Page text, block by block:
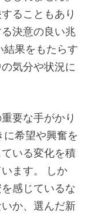
ることもあり
決意の良い兆
果をもたらす
気分や状況に
要な手がかり
に希望や興奮を
いる変化を積
ます。 しか
感じているな
か、選んだ新